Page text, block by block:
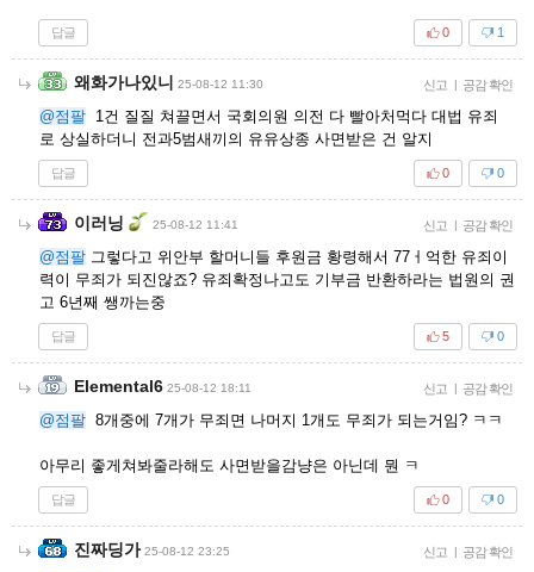
답글 1
0
왜화가나있니 25-08-12 11:30 신고 | 공감 확인
@점팔 1건 질질 쳐끌면서 국회의원 의전 다 빨아처먹다 대법 유죄
로 상실하더니 전과5범새끼의 유유상종 사면받은 건 알지
답글 0
0
이러닝 25-08-12 11:41 신고 | 공감 확인
@점팔 그렇다고 위안부 할머니들 후원금 황령해서 77ㅓ억한 유죄이
력이 무죄가 되진않죠? 유죄확정나고도 기부금 반환하라는 법원의 권
고 6년째 쌩까는중
답글 0
5
Elemental6 25-08-12 18:11 신고 | 공감 확인
@점팔 8개중에 7개가 무죄면 나머지 1개도 무죄가 되는거임? ㅋㅋ
아무리 좋게쳐봐줄라해도 사면받을감냥은 아닌데 뭔 ㅋ
답글 0
0
진짜딩가 25-08-12 23:25 신고 | 공감 확인